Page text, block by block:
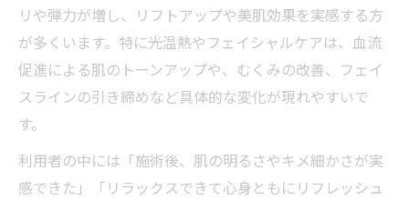
リや弾力が増し、リフトアップや美肌効果を実感する方
が多くいます。特に光温熱やフェイシャルケアは、血流
促進による肌のトーンアップや、むくみの改善、フェイ
スラインの引き締めなど具体的な変化が現れやすいで
す。
利用者の中には「施術後、肌の明るさやキメ細かさが実
感できた」「リラックスできて心身ともにリフレッシュ